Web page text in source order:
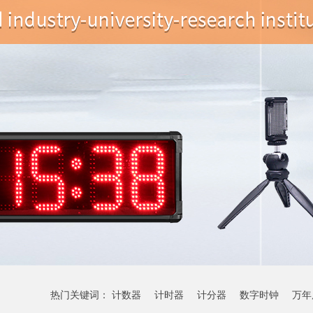
热门关键词： 计数器 计时器 计分器 数字时钟 万